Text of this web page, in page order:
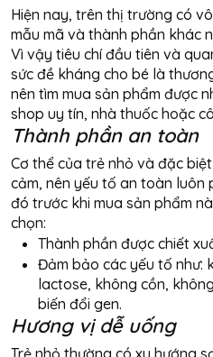
Hiện nay, trên thị trường có
mẫu mã và thành phần khác
Vì vậy tiêu chí đầu tiên và
sức đề kháng cho bé là
nên tìm mua sản phẩm được
shop uy tín, nhà thuốc hoặc
Thành phần an toàn
Cơ thể của trẻ nhỏ và đặc
cảm, nên yếu tố an toàn luôn
đó trước khi mua sản phẩm
chọn:
Thành phần được chiết
Đảm bảo các yếu tố như:
lactose, không cồn,
biến đổi gen.
Hương vị dễ uống